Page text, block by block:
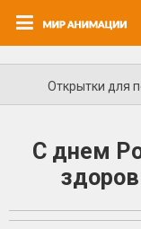
Открытки для
С днем